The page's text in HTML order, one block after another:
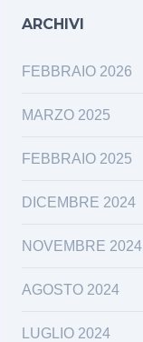
ARCHIVI
FEBBRAIO 2026
MARZO 2025
FEBBRAIO 2025
DICEMBRE 2024
NOVEMBRE 2024
AGOSTO 2024
LUGLIO 2024